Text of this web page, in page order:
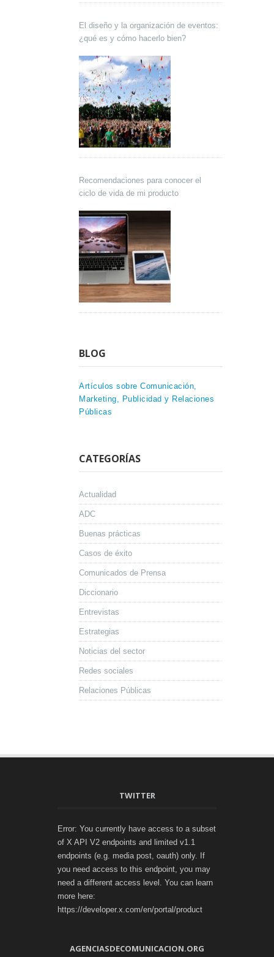
El diseño y la organización de eventos:
¿qué es y cómo hacerlo bien?
Recomendaciones para conocer el
ciclo de vida de mi producto
BLOG
Artículos sobre Comunicación,
Marketing, Publicidad y Relaciones
Públicas
CATEGORÍAS
Actualidad
ADC
Buenas prácticas
Casos de éxito
Comunicados de Prensa
Diccionario
Entrevistas
Estrategias
Noticias del sector
Redes sociales
Relaciones Públicas
TWITTER
Error: You currently have access to a subset
of X API V2 endpoints and limited v1.1
endpoints (e.g. media post, oauth) only. If
you need access to this endpoint, you may
need a different access level. You can learn
more here:
https://developer.x.com/en/portal/product
AGENCIASDECOMUNICACION.ORG